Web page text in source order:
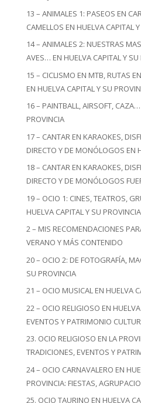
13 – ANIMALES 1: PASEOS EN
CAMELLOS EN HUELVA CAPITAL
14 – ANIMALES 2: NUESTRAS
AVES… EN HUELVA CAPITAL Y SU
15 – CICLISMO EN MTB, RUTAS
EN HUELVA CAPITAL Y SU
16 – PAINTBALL, AIRSOFT,
PROVINCIA
17 – CANTAR EN KARAOKES,
DIRECTO Y DE MONÓLOGOS EN
18 – CANTAR EN KARAOKES,
DIRECTO Y DE MONÓLOGOS
19 – OCIO 1: CINES, TEATROS,
HUELVA CAPITAL Y SU PROVINCIA
2 – MIS RECOMENDACIONES
VERANO Y MÁS CONTENIDO
20 – OCIO 2: DE FOTOGRAFÍA,
SU PROVINCIA
21 – OCIO MUSICAL EN HUELVA
22 – OCIO RELIGIOSO EN
EVENTOS Y PATRIMONIO
23. OCIO RELIGIOSO EN LA
TRADICIONES, EVENTOS Y
24 – OCIO CARNAVALERO EN
PROVINCIA: FIESTAS,
25. OCIO TAURINO EN HUELVA